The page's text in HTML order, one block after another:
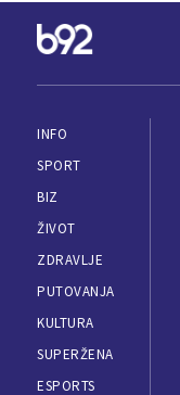
INFO
SPORT
BIZ
ŽIVOT
ZDRAVLJE
PUTOVANJA
KULTURA
SUPERŽENA
ESPORTS